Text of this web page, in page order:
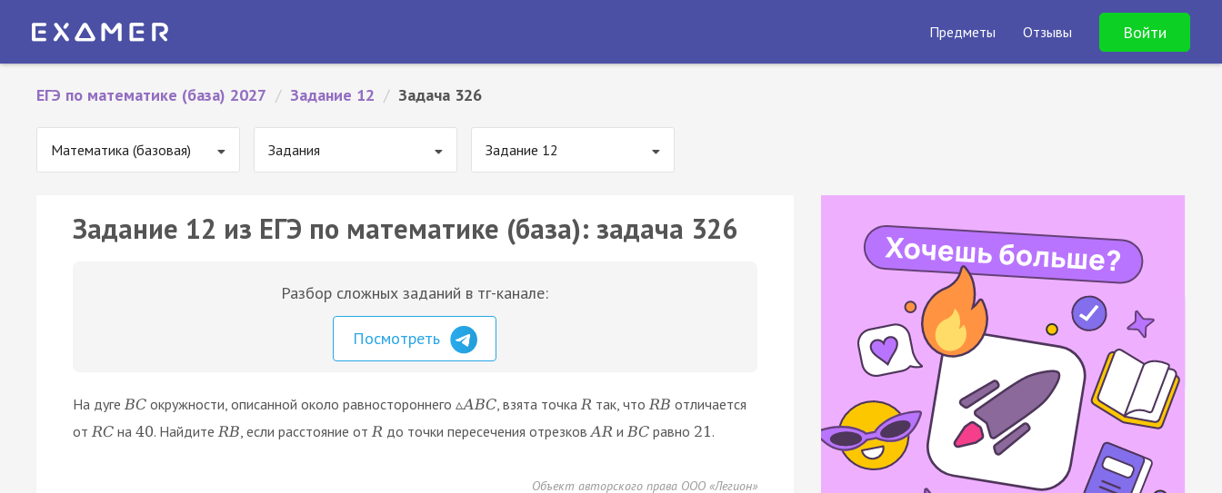
Предметы Отзывы Войти
ЕГЭ по математике (база) 2027 / Задание 12 / Задача 326
Математика (базовая) Задания Задание 12
Задание 12 из ЕГЭ по математике (база): задача 326
Разбор сложных заданий в тг-канале:
Посмотреть
На дуге BC окружности, описанной около равностороннего ▵ABC, взята точка R так, что RB отличается
от RC на 40. Найдите RB , если расстояние от R до точки пересечения отрезков AR и BC равно 21 .
Объект авторского права ООО «Легион»